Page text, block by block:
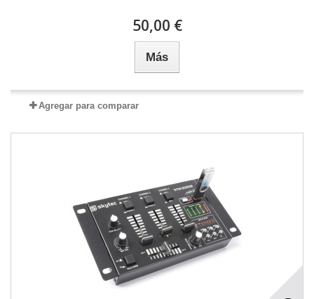
50,00 €
Más
Agregar para comparar